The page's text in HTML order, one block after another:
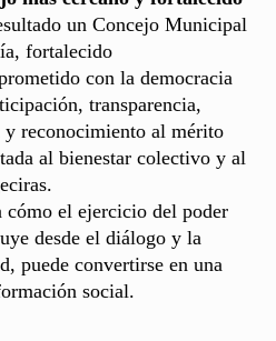
un Concejo Municipal
fortalecido
con la democracia
transparencia,
reconocimiento al mérito
al bienestar colectivo y al
cómo el ejercicio del poder
desde el diálogo y la
puede convertirse en una
social.